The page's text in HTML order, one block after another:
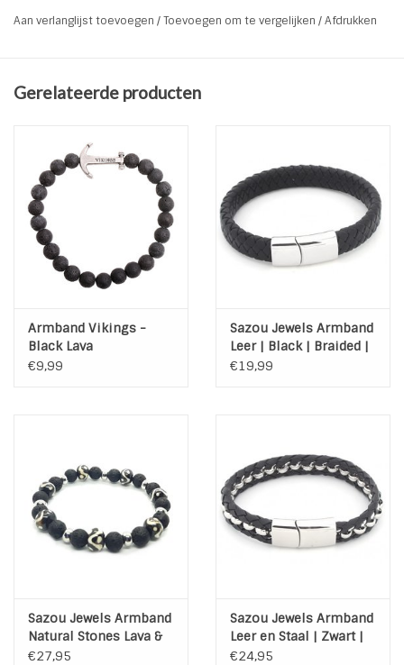
* Breedte armband: 1,3 cm
* Slot: Magneet slot
Aan verlanglijst toevoegen /Toevoegen om te vergelijken /Afdrukken
Gerelateerde producten
Armband Vikings -
Black Lava
€9,99
Sazou Jewels Armband
Leer | Black | Braided |
Stainless Steel
€19,99
Sazou Jewels Armband
Natural Stones Lava &
Bone
€27,95
Sazou Jewels Armband
Leer en Staal | Zwart |
Shiny Steel
€24,95